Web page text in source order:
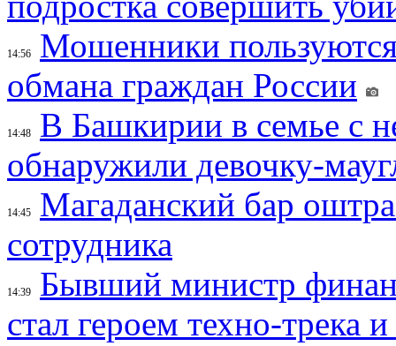
14:56
Мошенники
обмана граждан России
14:48
В Башкирии в семье с
обнаружили девочку-
14:45
Магаданский бар
сотрудника
14:39
Бывший министр
стал героем техно-трека